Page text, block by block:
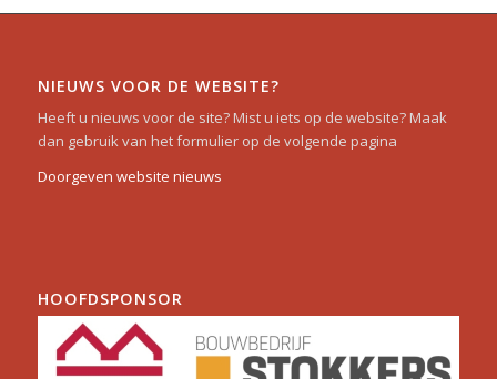
NIEUWS VOOR DE WEBSITE?
Heeft u nieuws voor de site? Mist u iets op de website? Maak
dan gebruik van het formulier op de volgende pagina
Doorgeven website nieuws
HOOFDSPONSOR